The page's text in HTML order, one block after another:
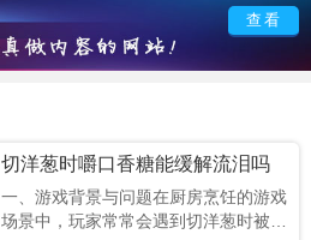
查看
切洋葱时嚼口香糖能缓解流泪吗
一、游戏背景与问题在厨房烹饪的游戏
场景中，玩家常常会遇到切洋葱时被辣